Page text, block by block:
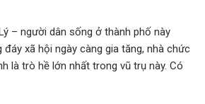
– người dân sống ở thành phố này
xã hội ngày càng gia tăng, nhà chức
là trò hề lớn nhất trong vũ trụ này. Có